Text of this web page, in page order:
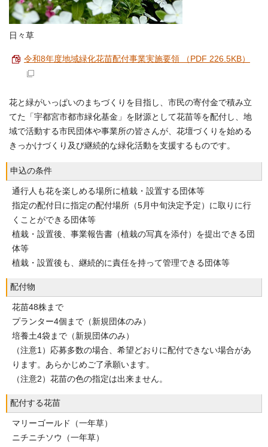
日々草
令和8年度地域緑化花苗配付事業実施要領 （PDF 226.5KB）
花と緑がいっぱいのまちづくりを目指し、市民の寄付金で積み立
てた「宇都宮市都市緑化基金」を財源として花苗等を配付し、地
域で活動する市民団体や事業所の皆さんが、花壇づくりを始める
きっかけづくり及び継続的な緑化活動を支援するものです。
申込の条件
通行人も花を楽しめる場所に植栽・設置する団体等
指定の配付日に指定の配付場所（5月中旬決定予定）に取りに行
くことができる団体等
植栽・設置後、事業報告書（植栽の写真を添付）を提出できる団
体等
植栽・設置後も、継続的に責任を持って管理できる団体等
配付物
花苗48株まで
プランター4個まで（新規団体のみ）
培養土4袋まで（新規団体のみ）
（注意1）応募多数の場合、希望どおりに配付できない場合があ
ります。あらかじめご了承願います。
（注意2）花苗の色の指定は出来ません。
配付する花苗
マリーゴールド（一年草）
ニチニチソウ（一年草）